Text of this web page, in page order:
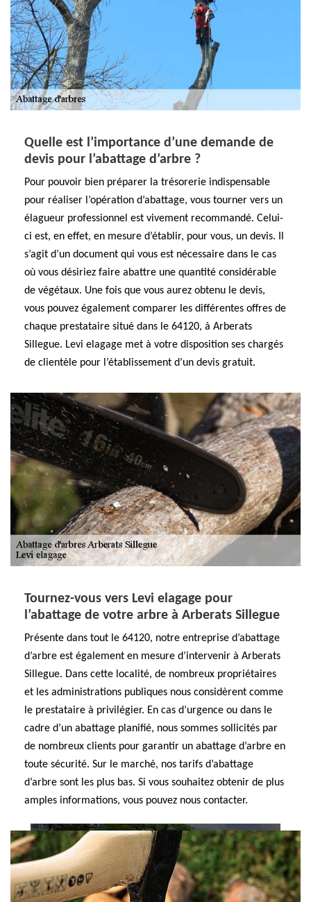
Quelle est l’importance d’une demande de
devis pour l’abattage d’arbre ?
Pour pouvoir bien préparer la trésorerie indispensable
pour réaliser l’opération d’abattage, vous tourner vers un
élagueur professionnel est vivement recommandé. Celui-
ci est, en effet, en mesure d’établir, pour vous, un devis. Il
s’agit d’un document qui vous est nécessaire dans le cas
où vous désiriez faire abattre une quantité considérable
de végétaux. Une fois que vous aurez obtenu le devis,
vous pouvez également comparer les différentes offres de
chaque prestataire situé dans le 64120, à Arberats
Sillegue. Levi elagage met à votre disposition ses chargés
de clientèle pour l’établissement d’un devis gratuit.
Tournez-vous vers Levi elagage pour
l’abattage de votre arbre à Arberats Sillegue
Présente dans tout le 64120, notre entreprise d’abattage
d’arbre est également en mesure d’intervenir à Arberats
Sillegue. Dans cette localité, de nombreux propriétaires
et les administrations publiques nous considèrent comme
le prestataire à privilégier. En cas d’urgence ou dans le
cadre d’un abattage planifié, nous sommes sollicités par
de nombreux clients pour garantir un abattage d’arbre en
toute sécurité. Sur le marché, nos tarifs d’abattage
d’arbre sont les plus bas. Si vous souhaitez obtenir de plus
amples informations, vous pouvez nous contacter.